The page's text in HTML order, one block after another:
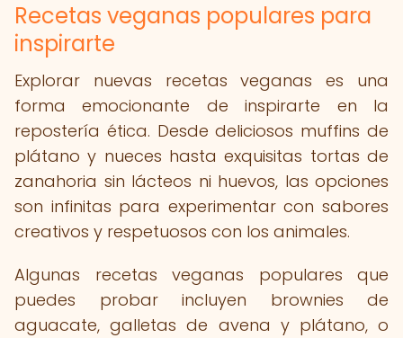
Recetas veganas populares para
inspirarte
Explorar nuevas recetas veganas es una
forma emocionante de inspirarte en la
repostería ética. Desde deliciosos muffins de
plátano y nueces hasta exquisitas tortas de
zanahoria sin lácteos ni huevos, las opciones
son infinitas para experimentar con sabores
creativos y respetuosos con los animales.
Algunas recetas veganas populares que
puedes probar incluyen brownies de
aguacate, galletas de avena y plátano, o